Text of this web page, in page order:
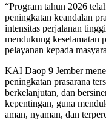
“Program tahun 2026
peningkatan keandalan
intensitas perjalanan
mendukung keselamatan
pelayanan kepada
KAI Daop 9 Jember
peningkatan prasarana
berkelanjutan, dan
kepentingan, guna
aman, nyaman, dan